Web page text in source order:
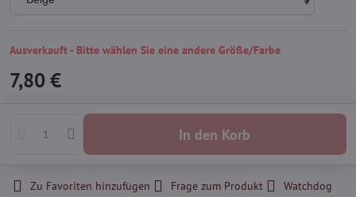
Ausverkauft - Bitte wählen Sie eine andere Größe/Farbe
7,80 €
In den Korb
Zu Favoriten hinzufügen Frage zum Produkt
Watchdog